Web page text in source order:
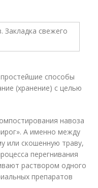
способы
(хранение) с целью
навоза
А именно между
или скошенную траву,
перегнивания
раствором одного
препаратов